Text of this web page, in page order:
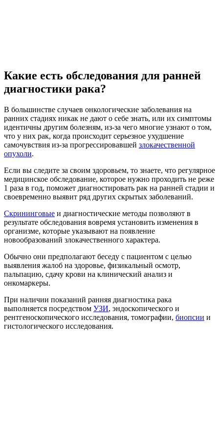
Какие есть обследования для ранней
диагностики рака?
В большинстве случаев онкологические заболевания на
ранних стадиях никак не дают о себе знать, или их симптомы
идентичны другим болезням, из-за чего многие узнают о том,
что у них рак, когда происходит серьезное ухудшение
самочувствия из-за прогрессировавшей злокачественной
опухоли.
Если вы следите за своим здоровьем, то знаете, что регулярное
медицинское обследование, которое нужно проходить не реже
1 раза в год, поможет диагностировать рак на ранней стадии и
своевременно выявит ряд других скрытых заболеваний.
Скрининговые и диагностические методы позволяют в
результате обследования вовремя установить изменения в
организме, которые указывают на появление
новообразований злокачественного характера.
Обычно они предполагают беседу с пациентом с целью
выявления жалоб на здоровье, физикальный осмотр,
пальпацию, сдачу крови на клинический анализ и
онкомаркеры.
При наличии показаний ранняя диагностика рака
выполняется посредством УЗИ, эндоскопического и
рентгеноскопического исследования, томографии, биопсии и
гистологического исследования.